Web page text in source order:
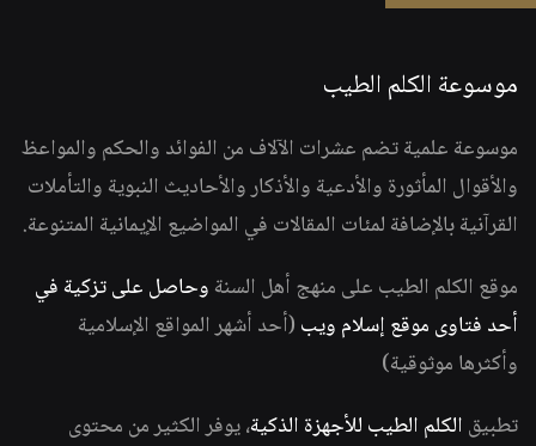
موسوعة الكلم الطيب
موسوعة علمية تضم عشرات الآلاف من الفوائد والحكم والمواعظ
والأقوال المأثورة والأدعية والأذكار والأحاديث النبوية والتأملات
القرآنية بالإضافة لمئات المقالات في المواضيع الإيمانية المتنوعة.
موقع الكلم الطيب على منهج أهل السنة وحاصل على تزكية في
أحد فتاوى موقع إسلام ويب (أحد أشهر المواقع الإسلامية
وأكثرها موثوقية)
تطبيق الكلم الطيب للأجهزة الذكية، يوفر الكثير من محتوى